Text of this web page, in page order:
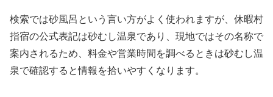
検索では砂風呂という言い方がよく使われますが、休暇村
指宿の公式表記は砂むし温泉であり、現地ではその名称で
案内されるため、料金や営業時間を調べるときは砂むし温
泉で確認すると情報を拾いやすくなります。